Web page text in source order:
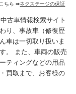
ちら ➡ネクステージの保証
中古車情報検索サイト
り、事故車（修復歴
車は一切取り扱いま
。 また、車両の販売
ティングなどの用品
買取まで、お客様の